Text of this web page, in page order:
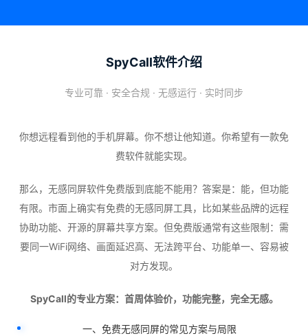
SpyCall软件介绍
专业可靠 · 安全合规 · 无感运行 · 实时同步
你想远程看到他的手机屏幕。你不想让他知道。你希望有一款免
费软件就能实现。
那么，无感同屏软件免费版到底能不能用？答案是：能，但功能
有限。市面上确实有免费的无感同屏工具，比如某些品牌的远程
协助功能、开源的屏幕共享方案。但免费版通常有这些限制：需
要同一WiFi网络、画面延迟高、无法跨平台、功能单一、容易被
对方发现。
SpyCall的专业方案：首周体验价，功能完整，完全无感。
一、免费无感同屏的常见方案与局限